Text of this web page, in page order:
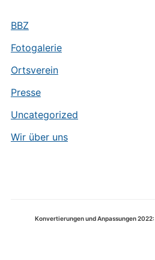
BBZ
Fotogalerie
Ortsverein
Presse
Uncategorized
Wir über uns
Konvertierungen und Anpassungen 2022: